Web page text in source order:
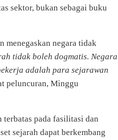
sektor, bukan sebagai buku
menegaskan negara tidak
tidak boleh dogmatis. Negara
adalah para sejarawan
peluncuran, Minggu
terbatas pada fasilitasi dan
sejarah dapat berkembang